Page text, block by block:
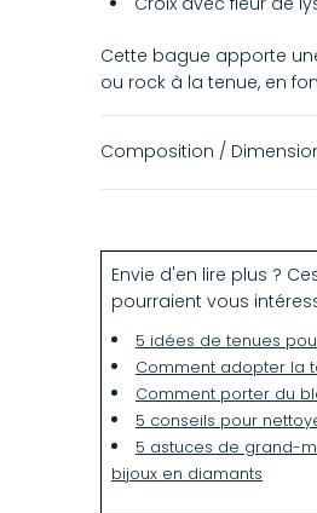
Cette bague apporte
ou rock à la tenue, en
Composition /
hauteur : 1,9 cm
Envie d'en lire plus ?
pourraient vous
5 idées de tenues
Comment adopter la
Comment porter du
5 conseils pour
5 astuces de grand-
bijoux en diamants